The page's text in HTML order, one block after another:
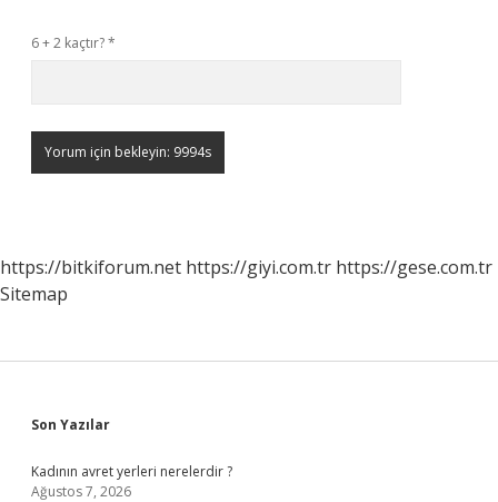
6 + 2 kaçtır?*
https://bitkiforum.net https://giyi.com.tr https://gese.com.tr
Sitemap
Sidebar
Son Yazılar
Kadının avret yerleri nerelerdir ?
Ağustos 7, 2026